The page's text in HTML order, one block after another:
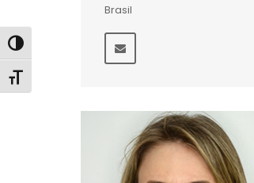
Alternar alto contraste
Alternar tamanho da fonte
Brasil